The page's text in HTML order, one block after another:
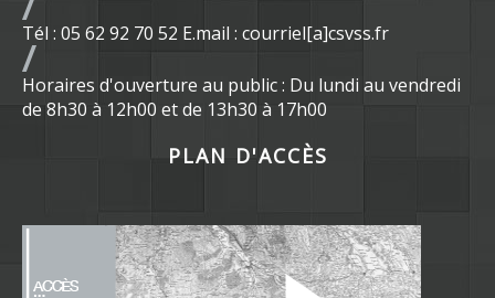
Tél : 05 62 92 70 52 E.mail : courriel[a]csvss.fr
Horaires d'ouverture au public : Du lundi au vendredi
de 8h30 à 12h00 et de 13h30 à 17h00
PLAN D'ACCÈS